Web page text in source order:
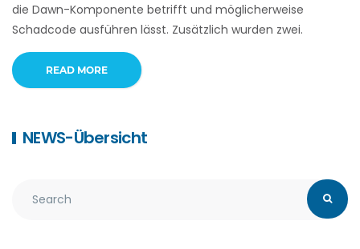
die Dawn-Komponente betrifft und möglicherweise
Schadcode ausführen lässt. Zusätzlich wurden zwei.
READ MORE
NEWS-Übersicht